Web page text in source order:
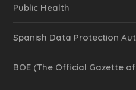
Public Health
Spanish Data Protection
BOE (The Official Gazette